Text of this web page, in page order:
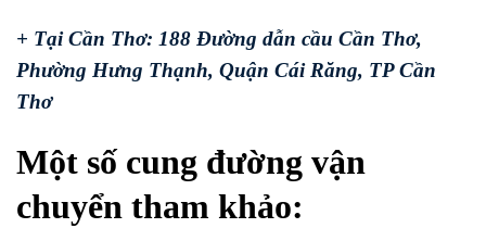
+ Tại Cần Thơ: 188 Đường dẫn cầu Cần Thơ,
Phường Hưng Thạnh, Quận Cái Răng, TP Cần
Thơ
Một số cung đường vận
chuyển tham khảo: